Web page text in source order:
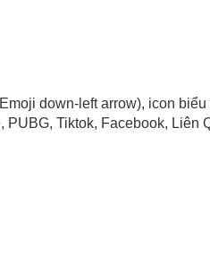
down-left arrow), icon
Tiktok, Facebook, Liên